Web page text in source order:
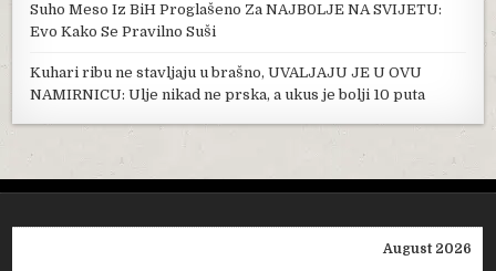
Suho Meso Iz BiH Proglašeno Za NAJB0LJE NA SVIJETU:
Evo Kako Se Pravilno Suši
Kuhari ribu ne stavljaju u brašno, UVALJAJU JE U OVU
NAMIRNICU: Ulje nikad ne prska, a ukus je bolji 10 puta
August 2026